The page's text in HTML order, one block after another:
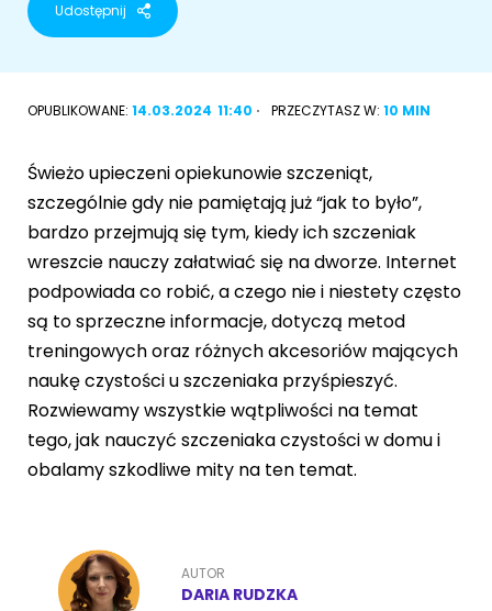
RASY PSÓW
Sznaucer miniaturowy
Golden retriever
Buldog francuski
Owczarek niemiecki
Wyszukiwarka ras psów
ZoociaLove News
Kot perski
Kot rosyjski niebieski
Udostępnij
OPUBLIKOWANE: 14.03.2024 11:40 PRZECZYTASZ W: 10 MIN
Świeżo upieczeni opiekunowie szczeniąt,
szczególnie gdy nie pamiętają już “jak to było”,
bardzo przejmują się tym, kiedy ich szczeniak
wreszcie nauczy załatwiać się na dworze. Internet
podpowiada co robić, a czego nie i niestety często
są to sprzeczne informacje, dotyczą metod
treningowych oraz różnych akcesoriów mających
naukę czystości u szczeniaka przyśpieszyć.
Rozwiewamy wszystkie wątpliwości na temat
tego, jak nauczyć szczeniaka czystości w domu i
obalamy szkodliwe mity na ten temat.
AUTOR
DARIA RUDZKA